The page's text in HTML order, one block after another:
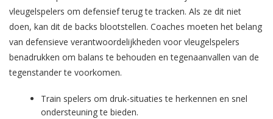
vleugelspelers om defensief terug te tracken. Als ze dit niet
doen, kan dit de backs blootstellen. Coaches moeten het belang
van defensieve verantwoordelijkheden voor vleugelspelers
benadrukken om balans te behouden en tegenaanvallen van de
tegenstander te voorkomen.
Train spelers om druk-situaties te herkennen en snel
ondersteuning te bieden.